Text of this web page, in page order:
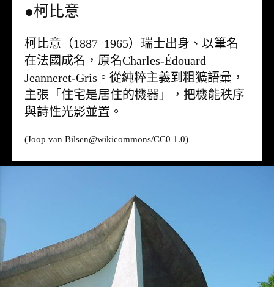
●柯比意
柯比意（1887–1965）瑞士出身、以筆名
在法國成名，原名Charles-Édouard
Jeanneret-Gris。從純粹主義到粗獷語彙，
主張「住宅是居住的機器」，把機能秩序
與詩性光影並置。
(Joop van Bilsen@wikicommons/CC0 1.0)